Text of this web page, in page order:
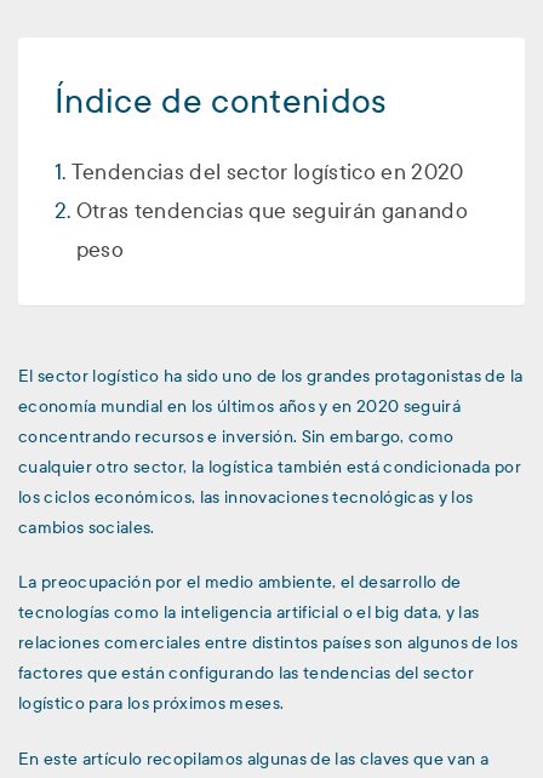
Índice de contenidos
Tendencias del sector logístico en 2020
Otras tendencias que seguirán ganando
peso
El sector logístico ha sido uno de los grandes protagonistas de la
economía mundial en los últimos años y en 2020 seguirá
concentrando recursos e inversión. Sin embargo, como
cualquier otro sector, la logística también está condicionada por
los ciclos económicos, las innovaciones tecnológicas y los
cambios sociales.
La preocupación por el medio ambiente, el desarrollo de
tecnologías como la inteligencia artificial o el big data, y las
relaciones comerciales entre distintos países son algunos de los
factores que están configurando las tendencias del sector
logístico para los próximos meses.
En este artículo recopilamos algunas de las claves que van a